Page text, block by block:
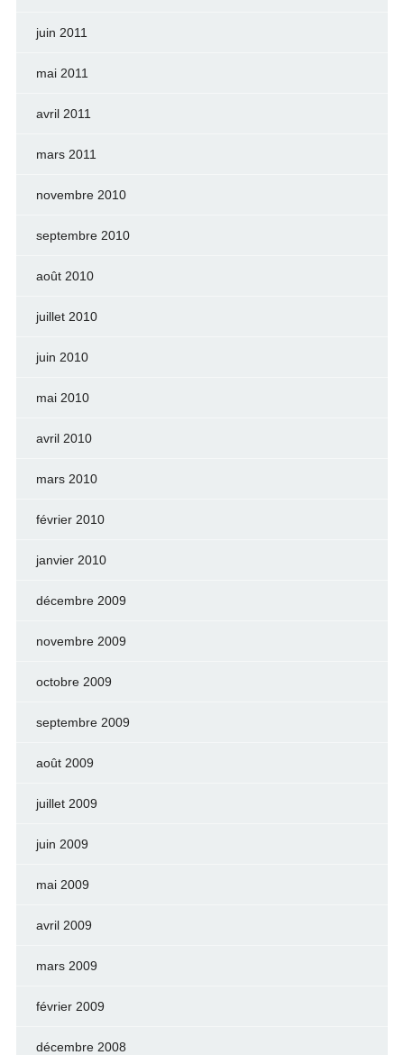
juin 2011
mai 2011
avril 2011
mars 2011
novembre 2010
septembre 2010
août 2010
juillet 2010
juin 2010
mai 2010
avril 2010
mars 2010
février 2010
janvier 2010
décembre 2009
novembre 2009
octobre 2009
septembre 2009
août 2009
juillet 2009
juin 2009
mai 2009
avril 2009
mars 2009
février 2009
décembre 2008